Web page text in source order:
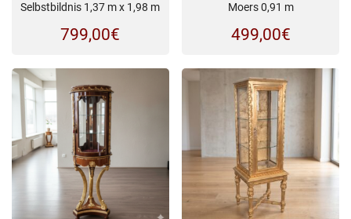
Selbstbildnis 1,37 m x 1,98 m
799,00€
Moers 0,91 m
499,00€